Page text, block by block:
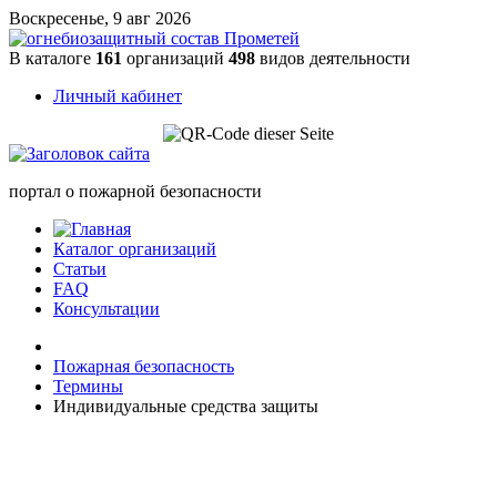
Воскресенье, 9 авг 2026
В каталоге 161 организаций 498 видов деятельности
Личный кабинет
портал о пожарной безопасности
Каталог организаций
Статьи
FAQ
Консультации
Пожарная безопасность
Термины
Индивидуальные средства защиты